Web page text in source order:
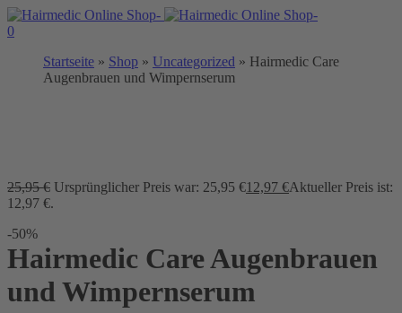
0
Startseite » Shop » Uncategorized » Hairmedic Care
Augenbrauen und Wimpernserum
25,95€ Ursprünglicher Preis war: 25,95 €12,97 €Aktueller Preis ist:
12,97 €.
-50%
Hairmedic Care Augenbrauen
und Wimpernserum